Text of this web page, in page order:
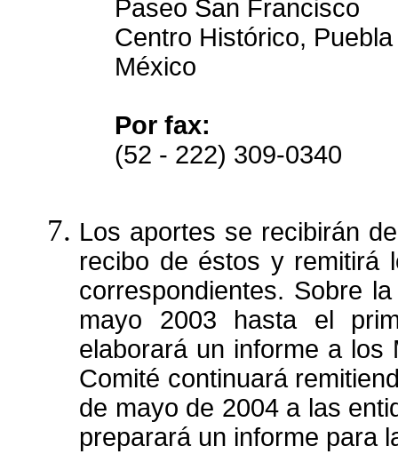
Paseo San Francisco
Centro Histórico,
México
Por fax:
(52 - 222) 309-0340
Los aportes se recibirán
recibo de éstos y remitirá
correspondientes. Sobre
mayo 2003 hasta el
elaborará un informe a los
Comité continuará
de mayo de 2004 a las
preparará un informe para